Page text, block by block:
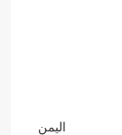
اليمن